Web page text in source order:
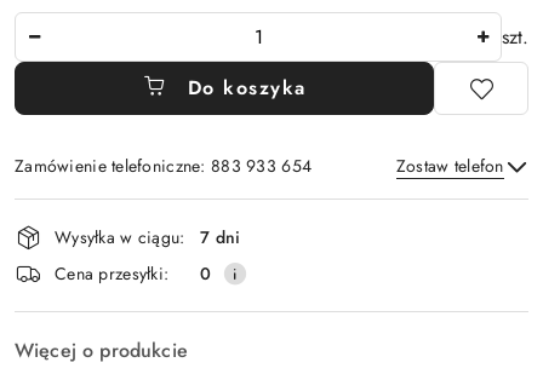
szt.
Do koszyka
Zamówienie telefoniczne: 883 933 654 Zostaw telefon
Wyślij
Dostępność
i
dostawa
Wysyłka w ciągu:
7 dni
Cena przesyłki:
0
Więcej o produkcie